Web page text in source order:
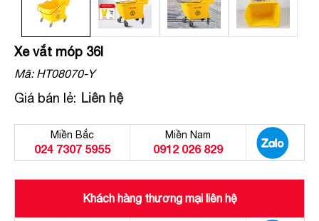
Xe vắt móp 36l
Mã:HT08070-Y
Giá bán lẻ: Liên hệ
Miền Bắc
024 7307 5955
Miền Nam
0912 026 829
Khách hàng thương mại liên hệ